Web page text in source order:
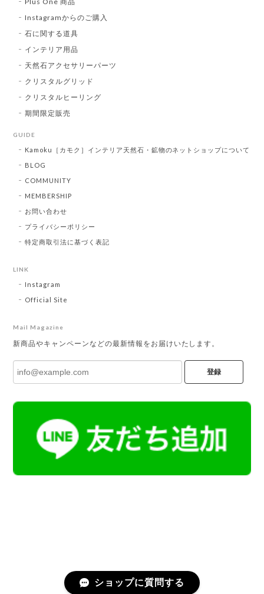
Instagramからのご購入
石に関する道具
インテリア用品
天然石アクセサリーパーツ
クリスタルグリッド
クリスタルヒーリング
期間限定販売
GUIDE
Kamoku［カモク］インテリア天然石・鉱物のネットショップについて
BLOG
COMMUNITY
MEMBERSHIP
お問い合わせ
プライバシーポリシー
特定商取引法に基づく表記
LINK
Instagram
Official Site
Mail Magazine
新商品やキャンペーンなどの最新情報をお届けいたします。
登録
ショップに質問する